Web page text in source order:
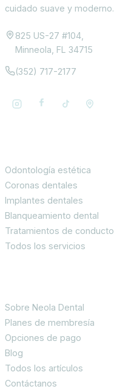
cuidado suave y moderno.
825 US-27 #104,
Minneola, FL 34715
(352) 717-2177
Odontología estética
Coronas dentales
Implantes dentales
Blanqueamiento dental
Tratamientos de conducto
Todos los servicios
Sobre Neola Dental
Planes de membresía
Opciones de pago
Blog
Todos los artículos
Contáctanos